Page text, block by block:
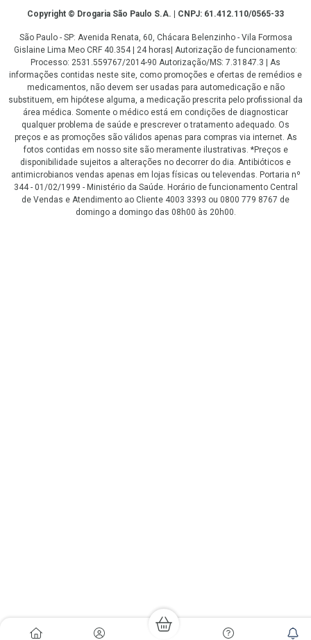
CopyrightCopyright © Drogaria São Paulo S.A. | CNPJ: 61.412.110/0565-33
São Paulo - SP: Avenida Renata, 60, Chácara Belenzinho - Vila Formosa
Gislaine Lima Meo CRF 40.354 | 24 horas| Autorização de funcionamento:
Processo: 2531.559767/2014-90 Autorização/MS: 7.31847.3 | As
informações contidas neste site, como promoções e ofertas de remédios e
medicamentos, não devem ser usadas para automedicação e não
substituem, em hipótese alguma, a medicação prescrita pelo profissional da
área médica. Somente o médico está em condições de diagnosticar
qualquer problema de saúde e prescrever o tratamento adequado. Os
preços e as promoções são válidos apenas para compras via internet. As
fotos contidas em nosso site são meramente ilustrativas. *Preços e
disponibilidade sujeitos a alterações no decorrer do dia. Antibióticos e
antimicrobianos vendas apenas em lojas físicas ou televendas. Portaria nº
344 - 01/02/1999 - Ministério da Saúde. Horário de funcionamento Central
de Vendas e Atendimento ao Cliente 4003 3393 ou 0800 779 8767 de
domingo a domingo das 08h00 às 20h00.